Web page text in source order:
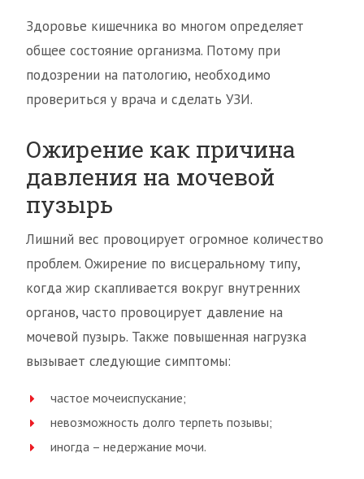
Здоровье кишечника во многом определяет
общее состояние организма. Потому при
подозрении на патологию, необходимо
провериться у врача и сделать УЗИ.
Ожирение как причина
давления на мочевой
пузырь
Лишний вес провоцирует огромное количество
проблем. Ожирение по висцеральному типу,
когда жир скапливается вокруг внутренних
органов, часто провоцирует давление на
мочевой пузырь. Также повышенная нагрузка
вызывает следующие симптомы:
частое мочеиспускание;
невозможность долго терпеть позывы;
иногда – недержание мочи.